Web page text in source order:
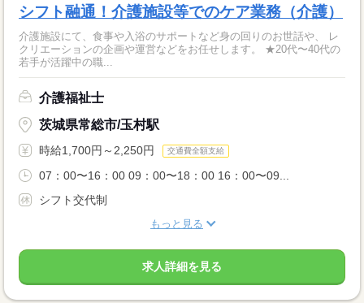
シフト融通！介護施設等でのケア業務（介護）
介護施設にて、食事や入浴のサポートなど身の回りのお世話や、 レ
クリエーションの企画や運営などをお任せします。 ★20代〜40代の
若手が活躍中の職...
介護福祉士
茨城県常総市/玉村駅
時給1,700円～2,250円 交通費全額支給
07：00〜16：00 09：00〜18：00 16：00〜09...
シフト交代制
もっと見る
求人詳細を見る